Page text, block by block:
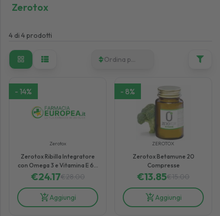
Zerotox
4 di 4prodotti
Ordina per
- 14%
Zerotox
Zerotox Ribilla Integratore
con Omega 3 e Vitamina E 60
Softgel
€24.17€28.00
Aggiungi
- 8%
ZEROTOX
Zerotox Betamune 20
Compresse
€13.85€15.00
Aggiungi